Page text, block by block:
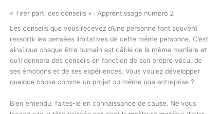
« Tirer parti des conseils » : Apprentissage numéro 2
Les conseils que vous recevez d’une personne font souvent
ressortir les pensées limitatives de cette même personne. C’est
ainsi que chaque être humain est câblé de la même manière et
qu’il donnera des conseils en fonction de son propre vécu, de
ses émotions et de ses expériences. Vous voulez développer
quelque chose comme un projet ou même une entreprise ?
Bien entendu, faites-le en connaissance de cause. Ne vous